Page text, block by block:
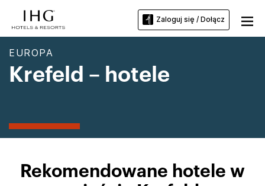
Zaloguj się / Dołącz
EUROPA
Krefeld – hotele
Rekomendowane hotele w